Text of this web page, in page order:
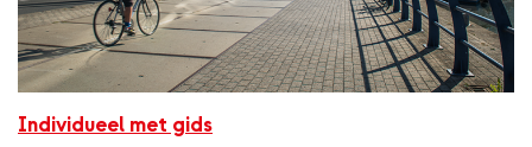
Individueel met gids